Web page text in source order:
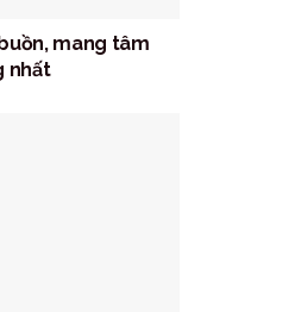
mang tâm
nhất